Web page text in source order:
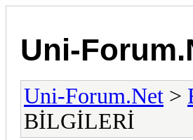
Uni-
Uni-Forum.Net >
BİLGİLERİ